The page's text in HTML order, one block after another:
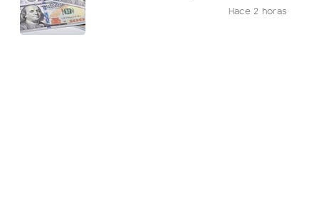
Hace 2 horas